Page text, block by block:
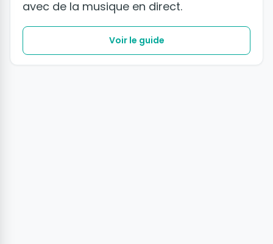
avec de la musique en direct.
Voir le guide